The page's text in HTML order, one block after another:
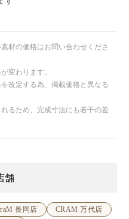
材の価格はお問い合わせくださ
変わります。
改定する為、掲載価格と異なる
るため、完成寸法にも若干の差
舗
長岡店
CRAM 万代店